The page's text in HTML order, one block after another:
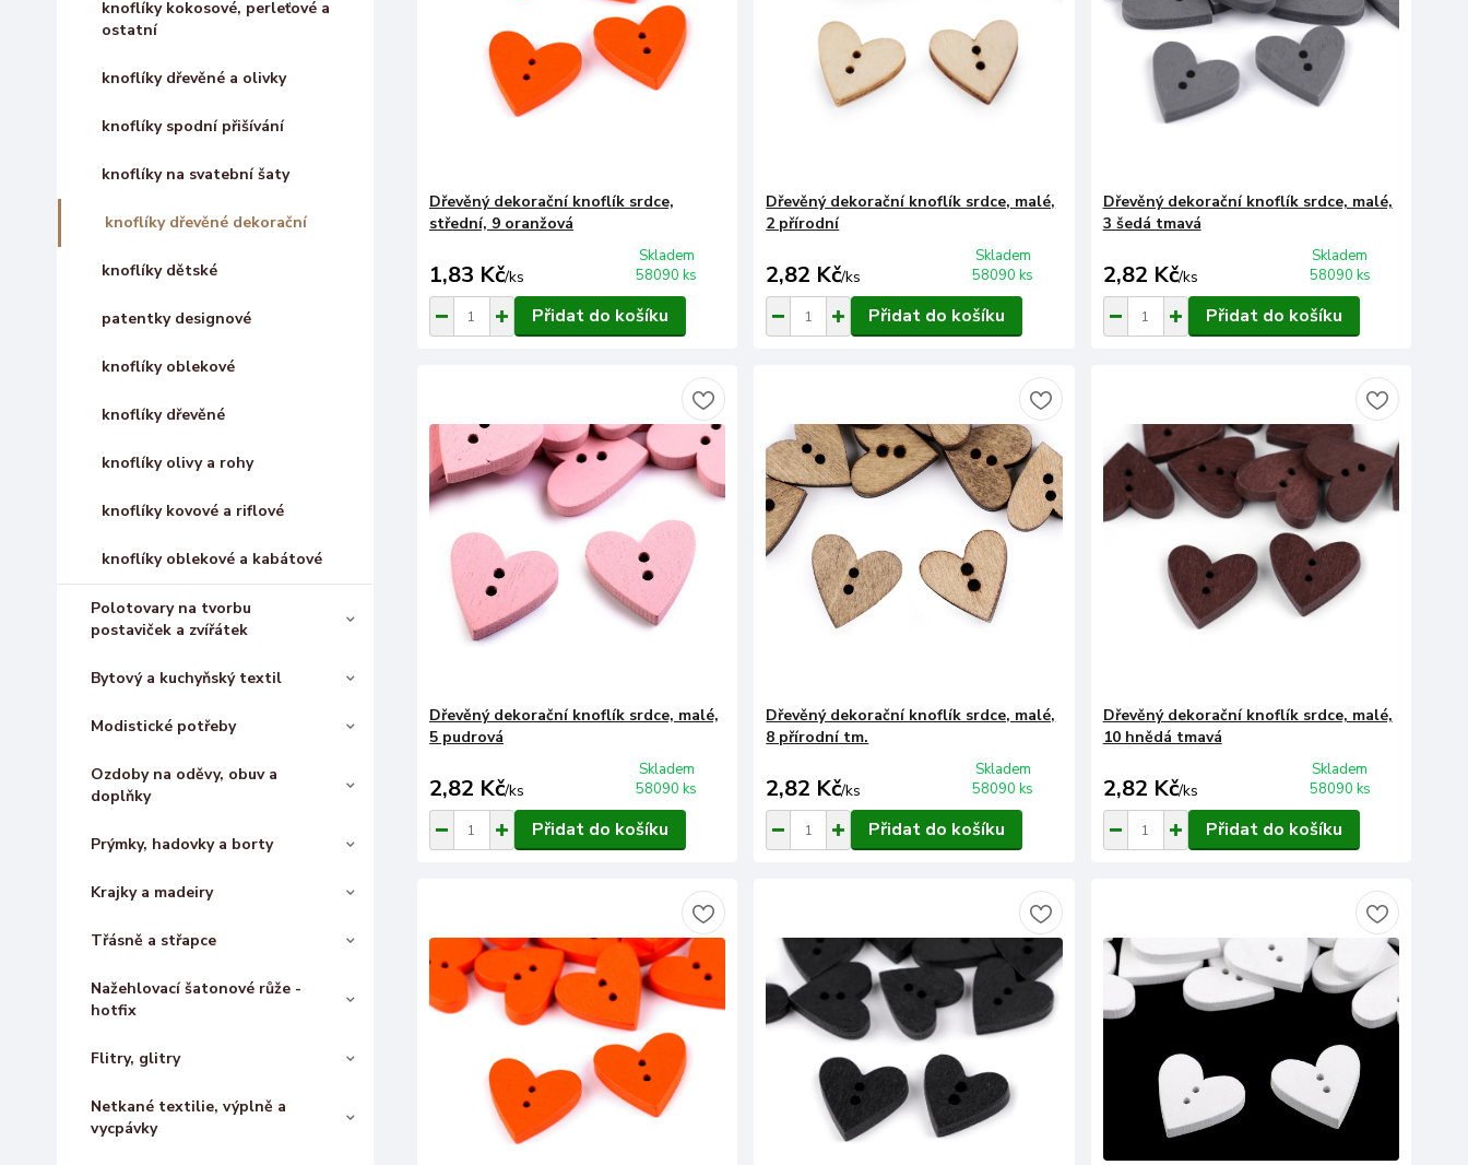
knoflíky kokosové, perleťové a
ostatní
knoflíky dřevěné a olivky
knoflíky spodní přišívání
knoflíky na svatební šaty
knoflíky dřevěné dekorační
knoflíky dětské
patentky designové
knoflíky oblekové
knoflíky dřevěné
knoflíky olivy a rohy
knoflíky kovové a riflové
knoflíky oblekové a kabátové
Polotovary na tvorbu
postaviček a zvířátek
Bytový a kuchyňský textil
Modistické potřeby
Ozdoby na oděvy, obuv a
doplňky
Prýmky, hadovky a borty
Krajky a madeiry
Třásně a střapce
Nažehlovací šatonové růže -
hotfix
Flitry, glitry
Netkané textilie, výplně a
vycpávky
Dřevěný dekorační knoflík srdce,
střední, 9 oranžová
1,83 Kč/ks
Skladem
58090 ks
Přidat do košíku
Dřevěný dekorační knoflík srdce, malé,
2 přírodní
2,82 Kč/ks
Skladem
58090 ks
Přidat do košíku
Dřevěný dekorační knoflík srdce, malé,
3 šedá tmavá
2,82 Kč/ks
Skladem
58090 ks
Přidat do košíku
Dřevěný dekorační knoflík srdce, malé,
5 pudrová
2,82 Kč/ks
Skladem
58090 ks
Přidat do košíku
Dřevěný dekorační knoflík srdce, malé,
8 přírodní tm.
2,82 Kč/ks
Skladem
58090 ks
Přidat do košíku
Dřevěný dekorační knoflík srdce, malé,
10 hnědá tmavá
2,82 Kč/ks
Skladem
58090 ks
Přidat do košíku